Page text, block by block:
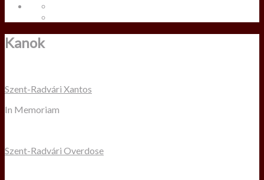
Kanok
Szent-Radvári Xantos
In Memoriam
Szent-Radvári Overdose